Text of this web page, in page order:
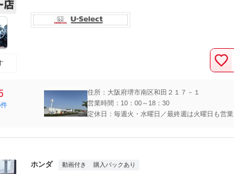
住所：大阪府堺市南区和田２１７－１
営業時間：10：00～18：30
定休日：毎週火・水曜日／最終週は火曜日も営業
ホンダ 動画付き 購入パックあり